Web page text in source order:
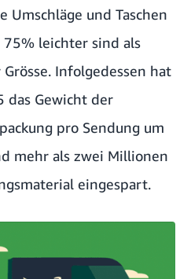
Umschläge und Taschen
leichter sind als
Infolgedessen hat
das Gewicht der
pro Sendung um
mehr als zwei Millionen
eingespart.